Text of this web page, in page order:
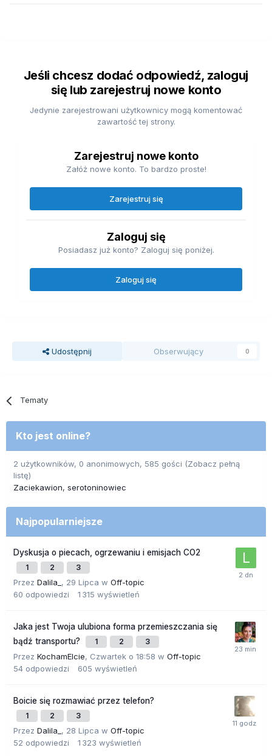
Jeśli chcesz dodać odpowiedź, zaloguj
się lub zarejestruj nowe konto
Jedynie zarejestrowani użytkownicy mogą komentować
zawartość tej strony.
Zarejestruj nowe konto
Załóż nowe konto. To bardzo proste!
Zarejestruj się
Zaloguj się
Posiadasz już konto? Zaloguj się poniżej.
Zaloguj się
Udostępnij Obserwujący 0
Tematy
Kto jest online?
2 użytkowników, 0 anonimowych, 585 gości (Zobacz pełną
listę)
Zaciekawion serotoninowiec
Najpopularniejsze
Dyskusja o piecach, ogrzewaniu i emisjach CO2
1 2 3
Przez Dalila_ , 29 Lipca w Off-topic
60 odpowiedzi 1 315 wyświetleń
Jaka jest Twoja ulubiona forma przemieszczania się
bądź transportu?
1 2 3
Przez KochamElcie, Czwartek o 18:58 w Off-topic
54 odpowiedzi 605 wyświetleń
Boicie się rozmawiać przez telefon?
1 2 3
Przez Dalila_ , 28 Lipca w Off-topic
52 odpowiedzi 1 323 wyświetleń